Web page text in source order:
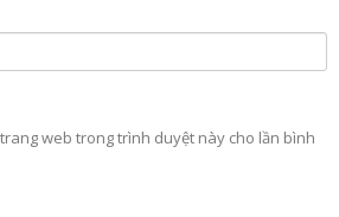
web trong trình duyệt này cho lần bình